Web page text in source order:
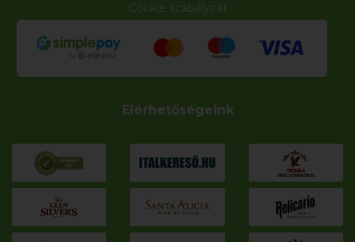
Cookie szabályzat
Elérhetőségeink